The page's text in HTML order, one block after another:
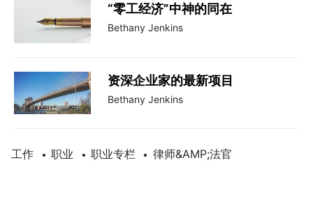
“零工经济”中神的同在
Bethany Jenkins
资深企业家的最新项目
Bethany Jenkins
工作 • 职业 • 职业专栏 • 律师&AMP;法官